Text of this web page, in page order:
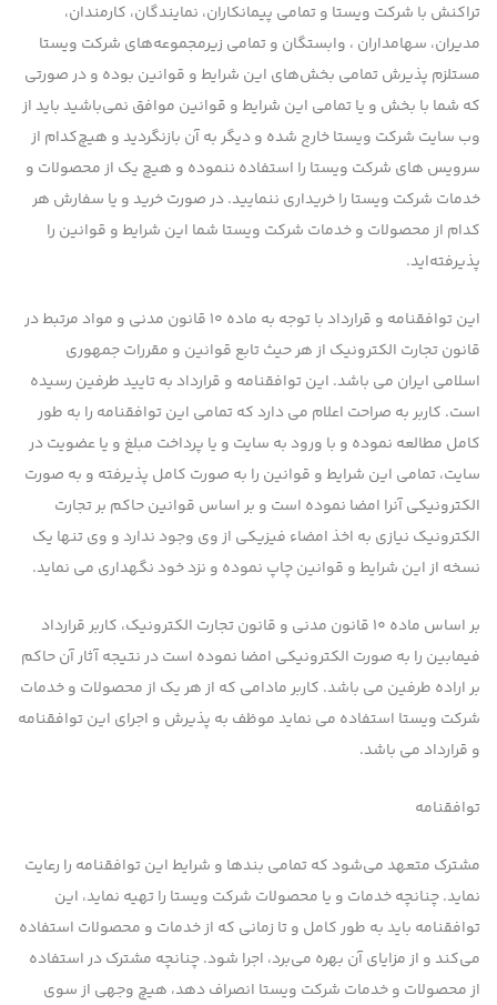
تراکنش با شرکت ویستا و تمامی پیمانكاران، نمایندگان، كارمندان،
مدیران، سهامداران ، وابستگان و تمامی زیرمجموعه‌های شرکت ویستا
مستلزم پذیرش تمامی بخش‌های این شرایط و قوانین بوده و در صورتی
که شما با بخش و یا تمامی این شرایط و قوانین موافق نمی‌باشید باید از
وب سایت شرکت ویستا خارج شده و دیگر به آن بازنگردید و هیچ‌کدام از
سرویس های شرکت ویستا را استفاده ننموده و هیچ یک از محصولات و
خدمات شرکت ویستا را خریداری ننمایید. در صورت خرید و یا سفارش هر
کدام از محصولات و خدمات شرکت ویستا شما این شرایط و قوانین را
پذیرفته‌اید.
این توافقنامه و قرارداد با توجه به ماده ۱۰ قانون مدنی و مواد مرتبط در
قانون تجارت الکترونیک از هر حیث تابع قوانین و مقررات جمهوری
اسلامی ایران می باشد. این توافقنامه و قرارداد به تایید طرفین رسیده
است. کاربر به صراحت اعلام می دارد که تمامی این توافقنامه را به طور
کامل مطالعه نموده و با ورود به سایت و یا پرداخت مبلغ و یا عضویت در
سایت، تمامی این شرایط و قوانین را به صورت کامل پذیرفته و به صورت
الکترونیکی آنرا امضا نموده است و بر اساس قوانین حاکم بر تجارت
الکترونیک نیازی به اخذ امضاء فیزیکی از وی وجود ندارد و وی تنها یک
نسخه از این شرایط و قوانین چاپ نموده و نزد خود نگهداری می نماید.
بر اساس ماده ۱۰ قانون مدنی و قانون تجارت الکترونیک، کاربر قرارداد
فیمابین را به صورت الکترونیکی امضا نموده است در نتيجه آثار آن حاكم
بر اراده طرفين مي باشد. کاربر مادامی که از هر یک از محصولات و خدمات
شرکت ویستا استفاده می نماید موظف به پذیرش و اجرای این توافقنامه
و قرارداد می باشد.
توافقنامه
مشترك متعهد می‌شود كه تمامی بندها و شرایط این توافقنامه را رعایت
نماید. چنانچه خدمات و یا محصولات شرکت ویستا را تهیه نماید، این
توافقنامه باید به طور كامل و تا زمانی كه از خدمات و محصولات استفاده
می‌کند و از مزایای آن بهره می‌برد، اجرا شود. چنانچه مشترك در استفاده
از محصولات و خدمات شرکت ویستا انصراف دهد، هیچ وجهی از سوی